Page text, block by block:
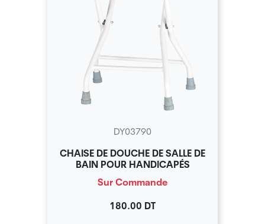
DY03790
CHAISE DE DOUCHE DE SALLE DE
BAIN POUR HANDICAPÉS
Sur Commande
180.00 DT